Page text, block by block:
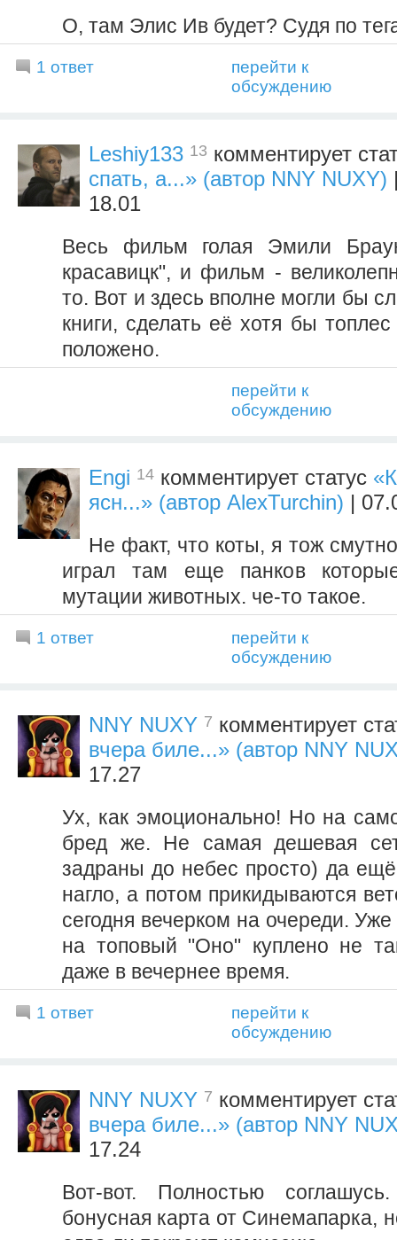
О, там Элис Ив будет? Судя по
1 ответ
перейти к
обсуждению
Leshiy133 13 комментирует
спать, а...» (автор NNY NUXY)
18.01
Весь фильм голая Эмили
красавицк", и фильм -
то. Вот и здесь вполне могли бы
книги, сделать её хотя бы
положено.
перейти к
обсуждению
Engi 14 комментирует статус
ясн...» (автор AlexTurchin) |
Не факт, что коты, я тож
играл там еще панков
мутации животных. че-то такое.
1 ответ
перейти к
обсуждению
NNY NUXY 7 комментирует
вчера биле...» (автор NNY
17.27
Ух, как эмоционально! Но на
бред же. Не самая дешевая
задраны до небес просто) да
нагло, а потом прикидываются
сегодня вечерком на очереди.
на топовый "Оно" куплено не
даже в вечернее время.
1 ответ
перейти к
обсуждению
NNY NUXY 7 комментирует
вчера биле...» (автор NNY
17.24
Вот-вот. Полностью
бонусная карта от Синемапарка,